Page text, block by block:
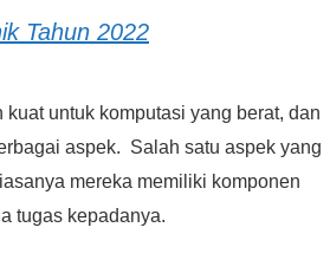
Tahun 2022
untuk komputasi yang berat, dan
aspek. Salah satu aspek yang
mereka memiliki komponen
tugas kepadanya.